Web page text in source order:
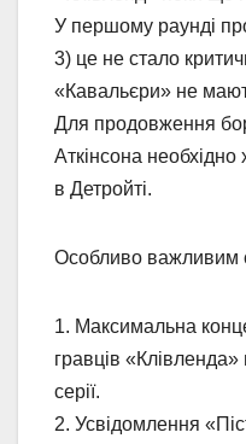
У першому раунді
3) це не стало
«Кавальєри» не
Для продовження
Аткінсона
в Детройті.
Особливо важливим
1. Максимальна
гравців «Клівленда»
серії.
2. Усвідомлення